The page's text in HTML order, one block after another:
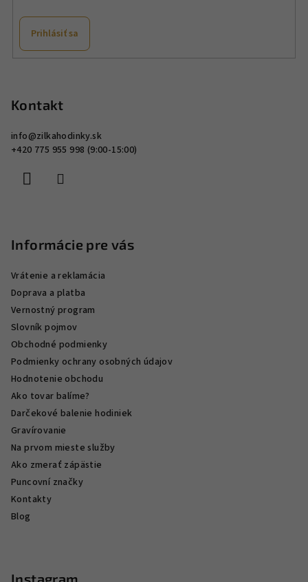
Prihlásiť sa
Kontakt
info@zilkahodinky.sk
+420 775 955 998 (9:00-15:00)
Informácie pre vás
Vrátenie a reklamácia
Doprava a platba
Vernostný program
Slovník pojmov
Obchodné podmienky
Podmienky ochrany osobných údajov
Hodnotenie obchodu
Ako tovar balíme?
Darčekové balenie hodiniek
Gravírovanie
Na prvom mieste služby
Ako zmerať zápästie
Puncovní značky
Kontakty
Blog